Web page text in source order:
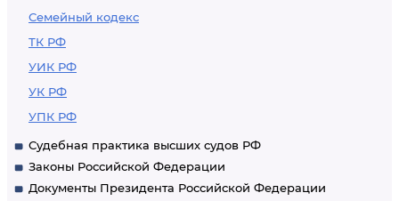
Семейный кодекс
ТК РФ
УИК РФ
УК РФ
УПК РФ
Судебная практика высших судов РФ
Законы Российской Федерации
Документы Президента Российской Федерации